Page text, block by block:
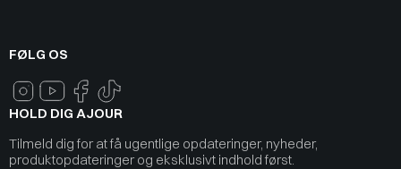
FØLG OS
HOLD DIG AJOUR
Tilmeld dig for at få ugentlige opdateringer, nyheder,
produktopdateringer og eksklusivt indhold først.